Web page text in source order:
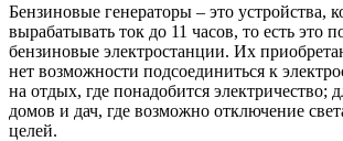
Бензиновые генераторы – это устройства,
вырабатывать ток до 11 часов, то есть это
бензиновые электростанции. Их
нет возможности подсоединиться к
на отдых, где понадобится электричество;
домов и дач, где возможно отключение
целей.